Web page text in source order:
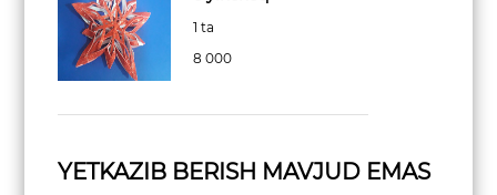
1 ta
8 000
YETKAZIB BERISH MAVJUD EMAS